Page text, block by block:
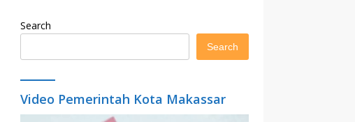
Search
Search
Video Pemerintah Kota Makassar